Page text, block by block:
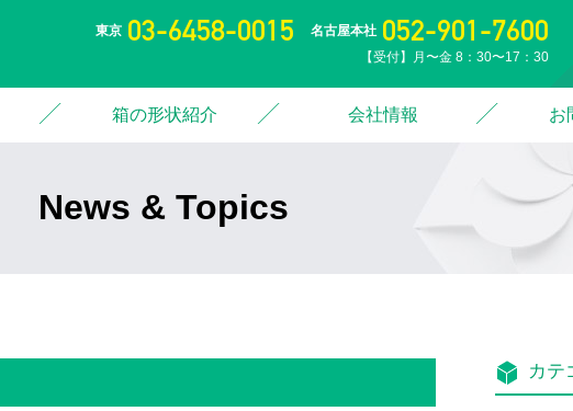
東京 03-6458-0015 名古屋本社 052-901-7600
【受付】月〜金 8：30〜17：30
箱の形状紹介 会社情報 お
News & Topics
カテ